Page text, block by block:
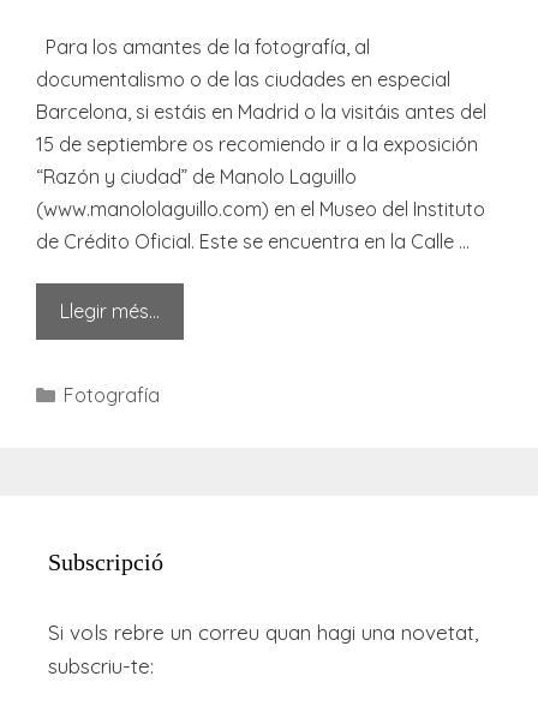
Para los amantes de la fotografía, al
documentalismo o de las ciudades en especial
Barcelona, si estáis en Madrid o la visitáis antes del
15 de septiembre os recomiendo ir a la exposición
“Razón y ciudad” de Manolo Laguillo
(www.manololaguillo.com) en el Museo del Instituto
de Crédito Oficial. Este se encuentra en la Calle …
Llegir més…
Categories
Fotografía
Subscripció
Si vols rebre un correu quan hagi una novetat,
subscriu-te: